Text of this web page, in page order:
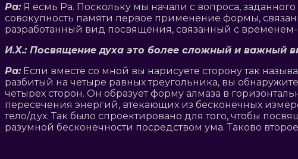
Ра:Я есмь Ра. Поскольку мы начали с вопроса,
совокупность памяти первое применение формы,
разработанный вид посвящения, связанный с
И.Х.: Посвящение духа это более сложный и важный
Ра:Если вместе со мной вы нарисуете сторону так
разбитый на четыре равных треугольника, вы
четырех сторон. Он образует форму алмаза в
пересечения энергий, втекающих из бесконечных
тело/дух. Так было спроектировано для того, чтобы
разумной бесконечности посредством ума. Таково